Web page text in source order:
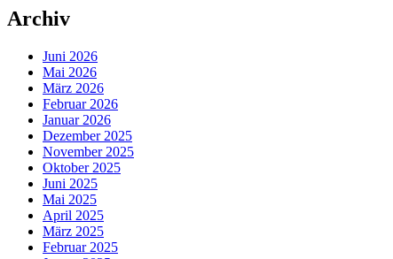
Archiv
Juni 2026
Mai 2026
März 2026
Februar 2026
Januar 2026
Dezember 2025
November 2025
Oktober 2025
Juni 2025
Mai 2025
April 2025
März 2025
Februar 2025